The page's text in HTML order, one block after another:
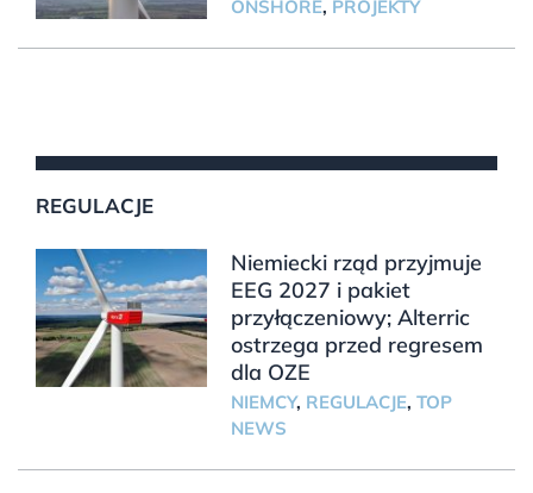
ONSHORE, PROJEKTY
REGULACJE
Niemiecki rząd przyjmuje
EEG 2027 i pakiet
przyłączeniowy; Alterric
ostrzega przed regresem
dla OZE
NIEMCY, REGULACJE, TOP
NEWS